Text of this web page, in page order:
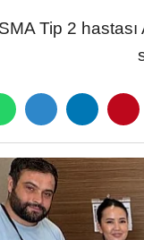
Tip 2